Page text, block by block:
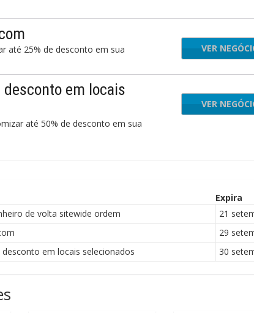
até 25% de desconto em sua
VER
desconto em locais
até 50% de desconto em sua
VER
Expira
de volta sitewide ordem
21
29
em locais selecionados 30